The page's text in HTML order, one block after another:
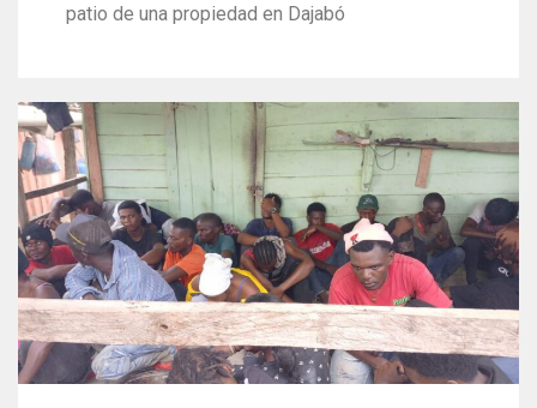
patio de una propiedad en Dajabó